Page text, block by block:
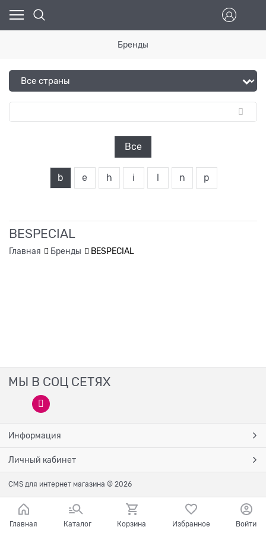
Бренды
Все
b e h i n p
BESPECIAL
Главная Бренды BESPECIAL
МЫ В СОЦ СЕТЯХ
Информация
Личный кабинет
CMS для интернет магазина © 2026
Главная Каталог Корзина Избранное Войти